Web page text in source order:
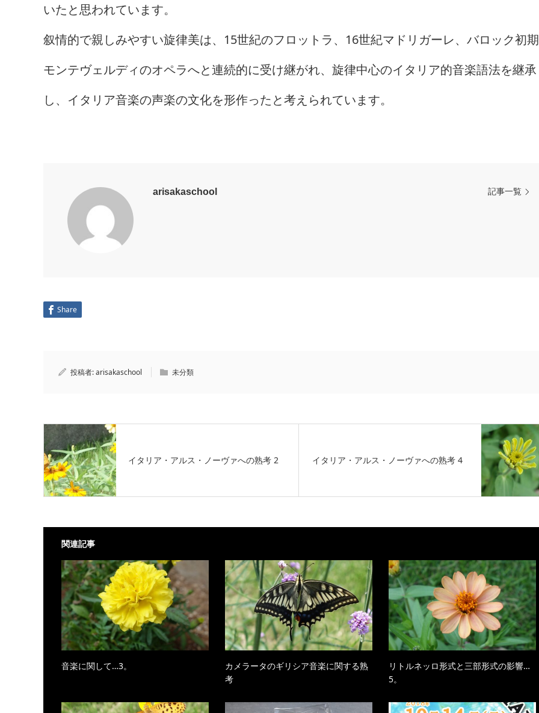
いたと思われています。
叙情的で親しみやすい旋律美は、15世紀のフロットラ、16世紀マドリガーレ、バロック初
モンテヴェルディのオペラへと連続的に受け継がれ、旋律中心のイタリア的音楽語法を継承
し、イタリア音楽の声楽の文化を形作ったと考えられています。
arisakaschool 記事一覧
Share
投稿者:arisakaschool 未分類
イタリア・アルス・ノーヴァへの熟考 2 イタリア・アルス・ノーヴァへの熟考 4
関連記事
音楽に関して…3。
カメラータのギリシア音楽に関する熟
考
リトルネッロ形式と三部形式の影響…
5。